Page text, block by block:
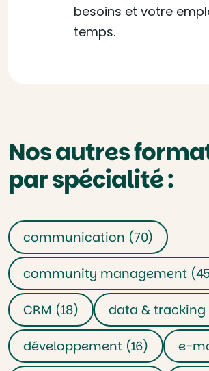
besoins et votre
temps.
Nos autres
par spécialité :
communication (70)
community management
CRM (18) data & tracking
développement (16) e-